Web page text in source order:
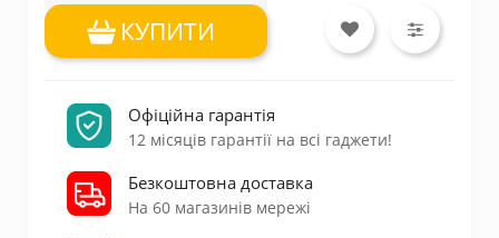
КУПИТИ
Офіційна гарантія
12 місяців гарантії на всі гаджети!
Безкоштовна доставка
На 60 магазинів мережі